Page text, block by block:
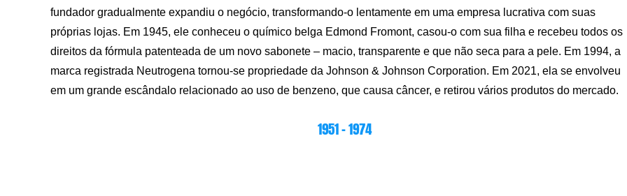
fundador gradualmente expandiu o negócio, transformando-o lentamente em uma empresa lucrativa com suas
próprias lojas. Em 1945, ele conheceu o químico belga Edmond Fromont, casou-o com sua filha e recebeu todos os
direitos da fórmula patenteada de um novo sabonete – macio, transparente e que não seca para a pele. Em 1994, a
marca registrada Neutrogena tornou-se propriedade da Johnson & Johnson Corporation. Em 2021, ela se envolveu
em um grande escândalo relacionado ao uso de benzeno, que causa câncer, e retirou vários produtos do mercado.
1951 – 1974